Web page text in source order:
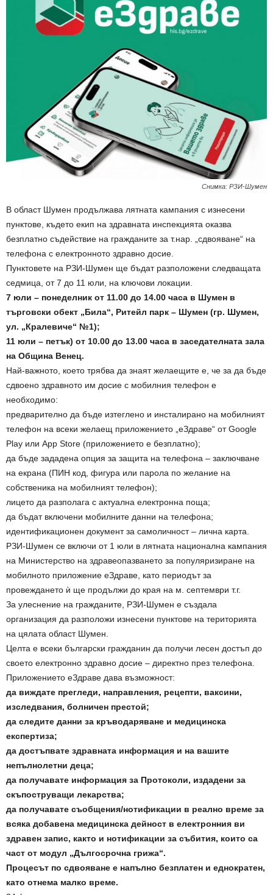
Снимка: РЗИ-Шумен
В област Шумен продължава лятната кампания с изнесени
пунктове, където екип на здравната инспекцията оказва
безплатно съдействие на гражданите за т.нар. „сдвояване“ на
телефона с електронното здравно досие.
Пунктовете на РЗИ-Шумен ще бъдат разположени следващата
седмица, от 7 до 11 юли, на ключови локации.
7 юли – понеделник от 11.00 до 14.00 часа в Шумен в
търговски обект „Била“, Ритейл парк – Шумен (гр. Шумен,
ул. „Кралевиче“ №1);
11 юли – петък) от 10.00 до 13.00 часа в заседателната зала
на Община Венец.
Най-важното, което трябва да знаят желаещите е, че за да бъде
сдвоено здравното им досие с мобилния телефон е
необходимо:
предварително да бъде изтеглено и инсталирано на мобилният
телефон на всеки желаещ приложението „еЗдраве“ от Google
Play или App Store (приложението е безплатно);
да бъде зададена опция за защита на телефона – заключване
на екрана (ПИН код, фигура или парола по желание на
собственика на мобилният телефон);
лицето да разполага с актуална електронна поща;
да бъдат включени мобилните данни на телефона;
идентификационен документ за самоличност – лична карта.
РЗИ-Шумен се включи от 1 юли в лятната национална кампания
на Министерство на здравеопазването за популяризиране на
мобилното приложение еЗдраве, като периодът за
провеждането ѝ ще продължи до края на м. септември т.г.
За улеснение на гражданите, РЗИ-Шумен е създала
организация да разположи изнесени пунктове на територията
на цялата област Шумен.
Целта е всеки български гражданин да получи лесен достъп до
своето електронно здравно досие – директно през телефона.
Приложението еЗдраве дава възможност:
да виждате прегледи, направления, рецепти, ваксини,
изследвания, болничен престой;
да следите данни за кръводаряване и медицинска
експертиза;
да достъпвате здравната информация и на вашите
непълнолетни деца;
да получавате информация за Протоколи, издадени за
скъпоструващи лекарства;
да получавате съобщения/нотификации в реално време за
всяка добавена медицинска дейност в електронния ви
здравен запис, както и нотификации за събития, които са
част от модул „Дългосрочна грижа“.
Процесът по сдвояване е напълно безплатен и еднократен,
като отнема малко време.